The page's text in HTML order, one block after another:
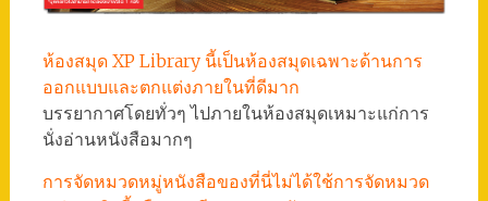
ห้องสมุด XP Library นี้เป็นห้องสมุดเฉพาะด้านการ
ออกแบบและตกแต่งภายในที่ดีมาก
บรรยากาศโดยทั่วๆ ไปภายในห้องสมุดเหมาะแก่การ
นั่งอ่านหนังสือมากๆ
การจัดหมวดหมู่หนังสือของที่นี่ไม่ได้ใช้การจัดหมวด